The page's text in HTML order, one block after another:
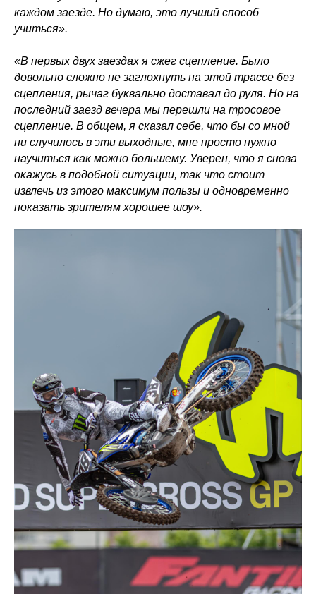
каждом заезде. Но думаю, это лучший способ
учиться».
«В первых двух заездах я сжег сцепление. Было
довольно сложно не заглохнуть на этой трассе без
сцепления, рычаг буквально доставал до руля. Но на
последний заезд вечера мы перешли на тросовое
сцепление. В общем, я сказал себе, что бы со мной
ни случилось в эти выходные, мне просто нужно
научиться как можно большему. Уверен, что я снова
окажусь в подобной ситуации, так что стоит
извлечь из этого максимум пользы и одновременно
показать зрителям хорошее шоу».